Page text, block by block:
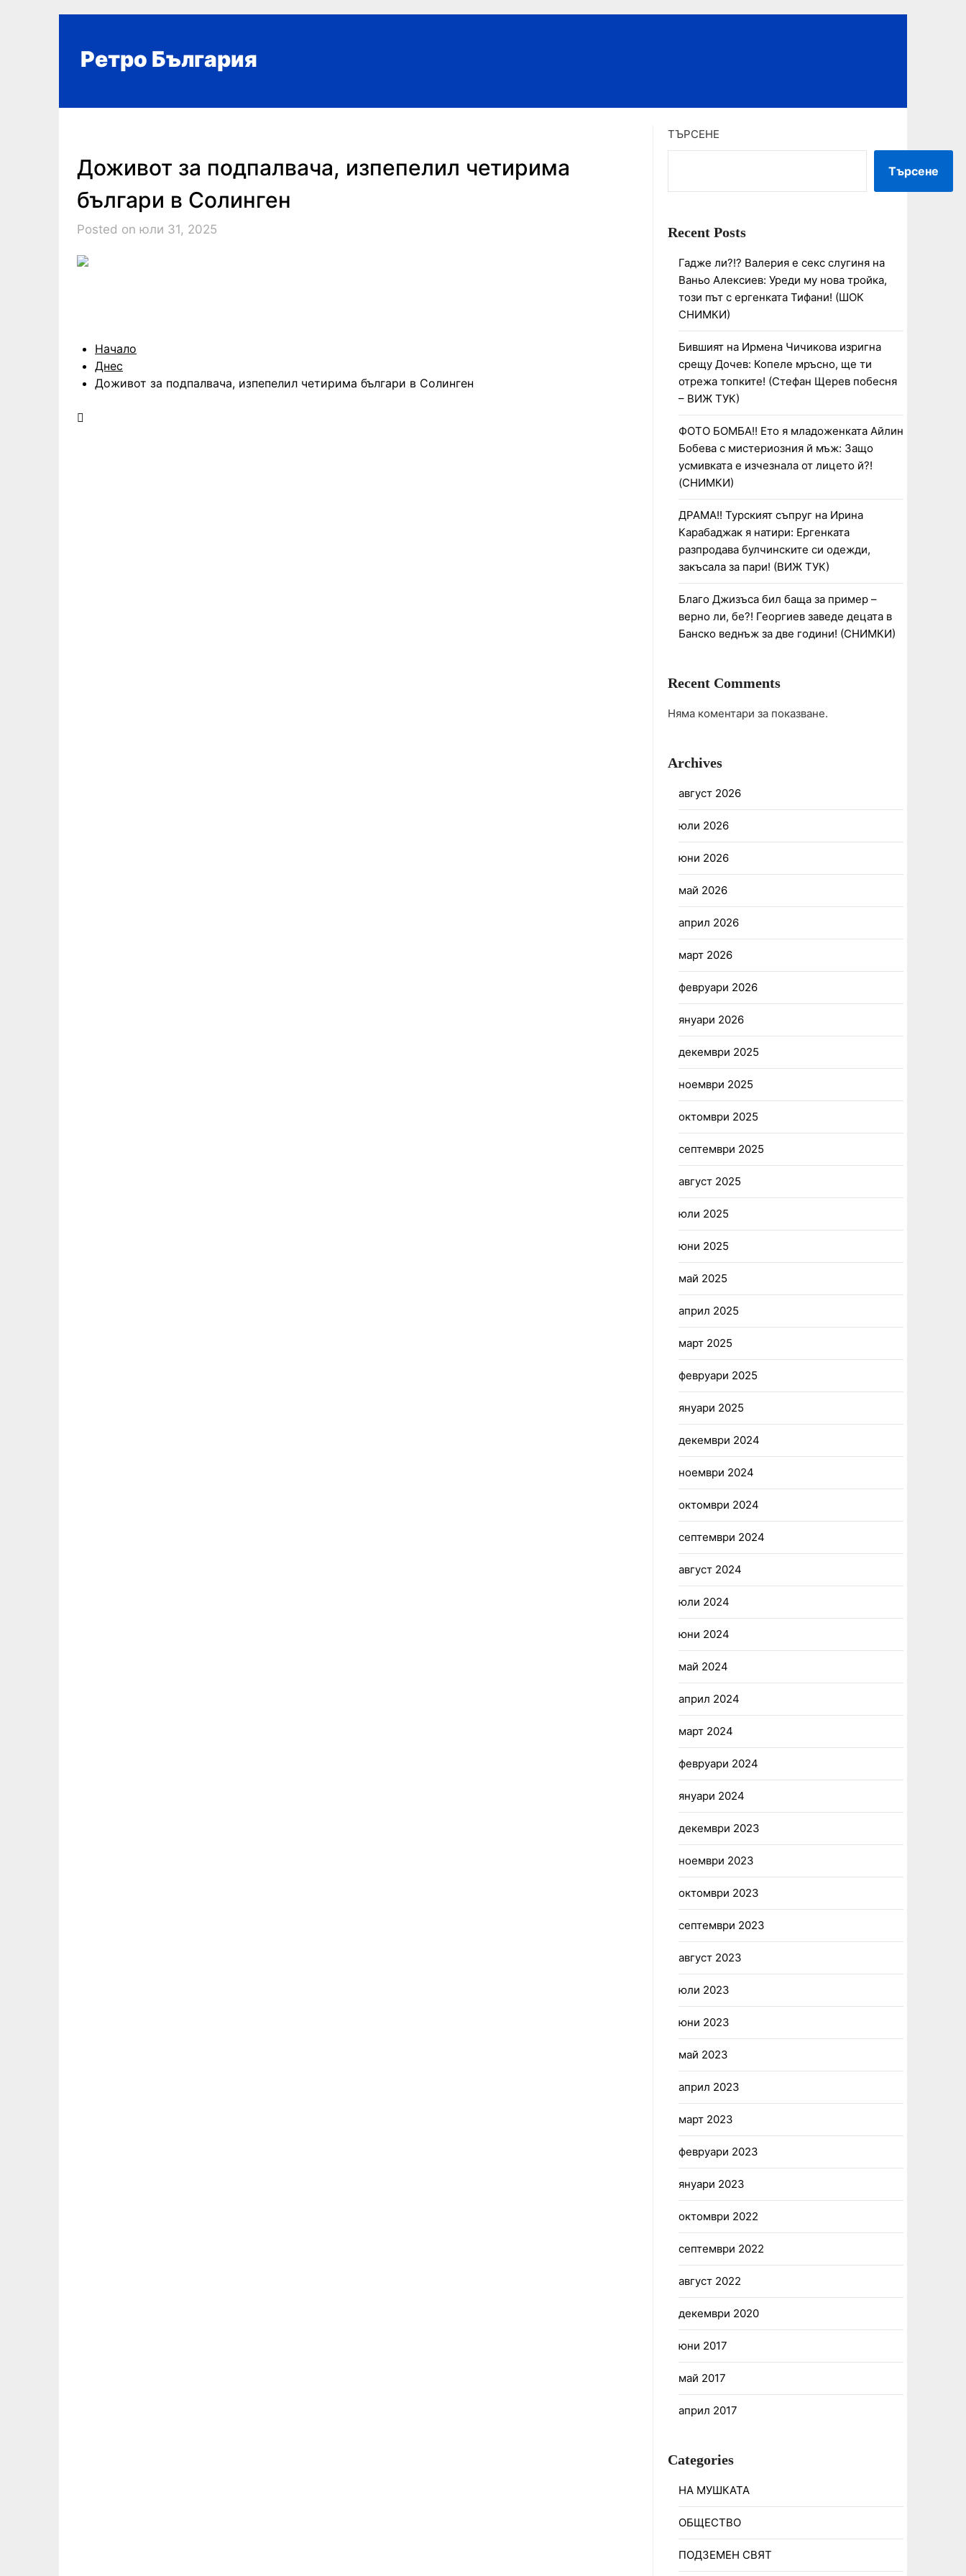
Ретро България
Доживот за подпалвача, изпепелил четирима
българи в Солинген
Posted on юли 31, 2025
Начало
Днес
Доживот за подпалвача, изпепелил четирима българи в Солинген
ТЪРСЕНЕ
Търсене
Recent Posts
Гадже ли?!? Валерия е секс слугиня на
Ваньо Алексиев: Уреди му нова тройка,
този път с ергенката Тифани! (ШОК
СНИМКИ)
Бившият на Ирмена Чичикова изригна
срещу Дочев: Копеле мръсно, ще ти
отрежа топките! (Стефан Щерев побесня
– ВИЖ ТУК)
ФОТО БОМБА!! Ето я младоженката Айлин
Бобева с мистериозния й мъж: Защо
усмивката е изчезнала от лицето й?!
(СНИМКИ)
ДРАМА!! Турският съпруг на Ирина
Карабаджак я натири: Ергенката
разпродава булчинските си одежди,
закъсала за пари! (ВИЖ ТУК)
Благо Джизъса бил баща за пример –
верно ли, бе?! Георгиев заведе децата в
Банско веднъж за две години! (СНИМКИ)
Recent Comments
Няма коментари за показване.
Archives
август 2026
юли 2026
юни 2026
май 2026
април 2026
март 2026
февруари 2026
януари 2026
декември 2025
ноември 2025
октомври 2025
септември 2025
август 2025
юли 2025
юни 2025
май 2025
април 2025
март 2025
февруари 2025
януари 2025
декември 2024
ноември 2024
октомври 2024
септември 2024
август 2024
юли 2024
юни 2024
май 2024
април 2024
март 2024
февруари 2024
януари 2024
декември 2023
ноември 2023
октомври 2023
септември 2023
август 2023
юли 2023
юни 2023
май 2023
април 2023
март 2023
февруари 2023
януари 2023
октомври 2022
септември 2022
август 2022
декември 2020
юни 2017
май 2017
април 2017
Categories
НА МУШКАТА
ОБЩЕСТВО
ПОДЗЕМЕН СВЯТ